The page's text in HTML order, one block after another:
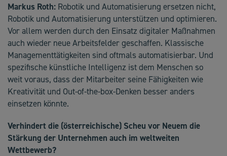
Markus Roth: Robotik und Automatisierung ersetzen nicht,
Robotik und Automatisierung unterstützen und optimieren.
Vor allem werden durch den Einsatz digitaler Maßnahmen
auch wieder neue Arbeitsfelder geschaffen. Klassische
Managementtätigkeiten sind oftmals automatisierbar. Und
spezifische künstliche Intelligenz ist dem Menschen so
weit voraus, dass der Mitarbeiter seine Fähigkeiten wie
Kreativität und Out-of-the-box-Denken besser anders
einsetzen könnte.
Verhindert die (österreichische) Scheu vor Neuem die
Stärkung der Unternehmen auch im weltweiten
Wettbewerb?